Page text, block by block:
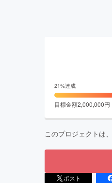
21%達成
目標金額2,000,000円
このプロジェクトは、
ポスト